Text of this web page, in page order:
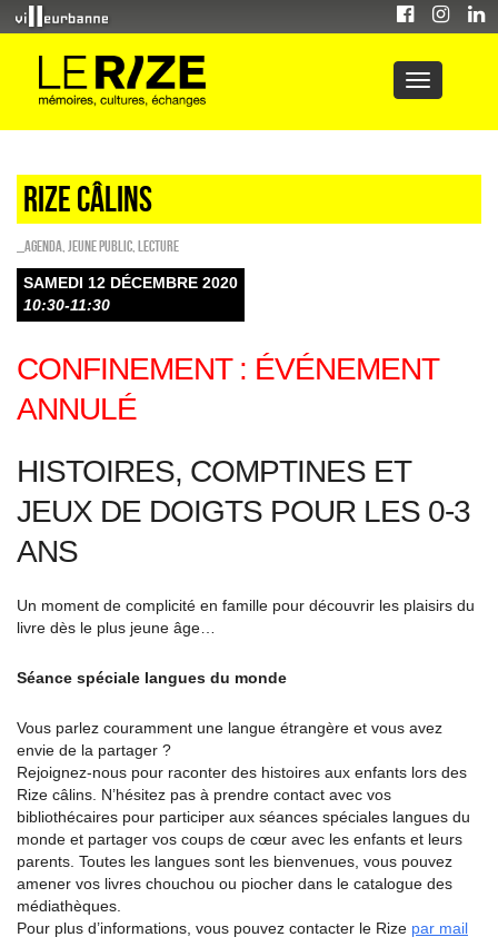
Rize câlins
_Agenda Jeune public Lecture
SAMEDI 12 DÉCEMBRE 2020
10:30-11:30
CONFINEMENT : ÉVÉNEMENT
ANNULÉ
HISTOIRES, COMPTINES ET
JEUX DE DOIGTS POUR LES 0-3
ANS
Un moment de complicité en famille pour découvrir les plaisirs du
livre dès le plus jeune âge…
Séance spéciale langues du monde
Vous parlez couramment une langue étrangère et vous avez
envie de la partager ?
Rejoignez-nous pour raconter des histoires aux enfants lors des
Rize câlins. N’hésitez pas à prendre contact avec vos
bibliothécaires pour participer aux séances spéciales langues du
monde et partager vos coups de cœur avec les enfants et leurs
parents. Toutes les langues sont les bienvenues, vous pouvez
amener vos livres chouchou ou piocher dans le catalogue des
médiathèques.
Pour plus d’informations, vous pouvez contacter le Rize par mail